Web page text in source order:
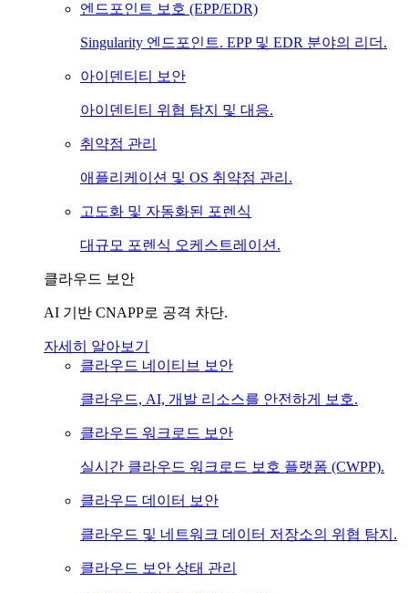
엔드포인트 보호 (EPP/EDR)
Singularity 엔드포인트. EPP 및 EDR 분야의 리더.
아이덴티티 보안
아이덴티티 위협 탐지 및 대응.
취약점 관리
애플리케이션 및 OS 취약점 관리.
고도화 및 자동화된 포렌식
대규모 포렌식 오케스트레이션.
클라우드 보안
AI 기반 CNAPP로 공격 차단.
자세히 알아보기
클라우드 네이티브 보안
클라우드, AI, 개발 리소스를 안전하게 보호.
클라우드 워크로드 보안
실시간 클라우드 워크로드 보호 플랫폼 (CWPP).
클라우드 데이터 보안
클라우드 및 네트워크 데이터 저장소의 위협 탐지.
클라우드 보안 상태 관리